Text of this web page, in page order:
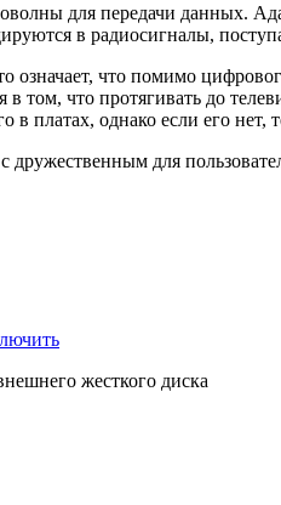
для передачи данных.
в радиосигналы,
что помимо
том, что протягивать до
в платах, однако если его
для
жесткого диска